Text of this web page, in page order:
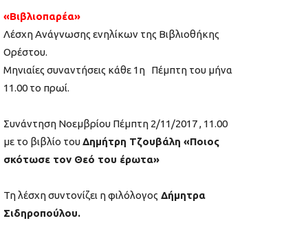
«Βιβλιοπαρέα»
Λέσχη Ανάγνωσης ενηλίκων της Βιβλιοθήκης
Ορέστου.
Μηνιαίες συναντήσεις κάθε 1η Πέμπτη του μήνα
11.00 το πρωί.
Συνάντηση Νοεμβρίου Πέμπτη 2/11/2017 , 11.00
με το βιβλίο τουΔημήτρη Τζουβάλη «Ποιος
σκότωσε τον Θεό του έρωτα»
Τη λέσχη συντονίζει η φιλόλογος Δήμητρα
Σιδηροπούλου.